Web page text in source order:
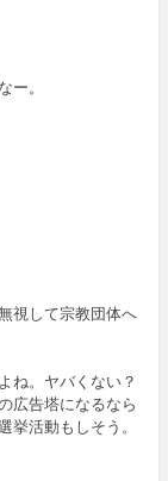
。
視して宗教団体へ
ね。ヤバくない？
広告塔になるなら
活動もしそう。